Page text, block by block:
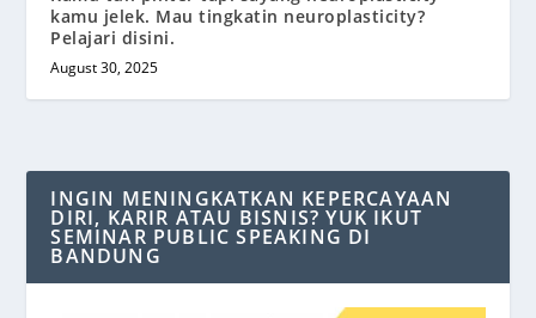
kamu jelek. Mau tingkatin neuroplasticity?
Pelajari disini.
August 30, 2025
INGIN MENINGKATKAN KEPERCAYAAN
DIRI, KARIR ATAU BISNIS? YUK IKUT
SEMINAR PUBLIC SPEAKING DI
BANDUNG